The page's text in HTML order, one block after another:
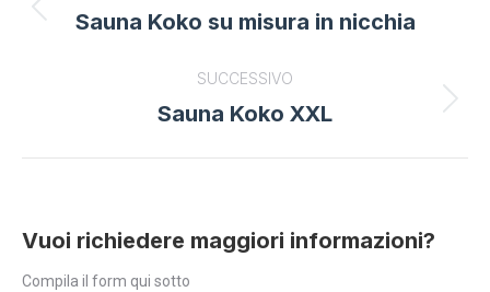
navigation
Previous
Sauna Koko su misura in nicchia
SUCCESSIVO
Next
Sauna Koko XXL
Vuoi richiedere maggiori informazioni?
Compila il form qui sotto